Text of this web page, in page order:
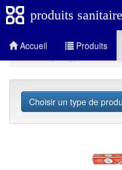
produits
Accueil Produits
Choisir un type de